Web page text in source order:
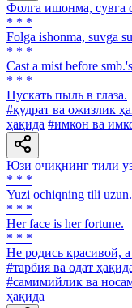
Фолга ишонма, сувга
* * *
Folga ishonma, suvga
* * *
Cast a mist before
* * *
Пускать пыль в глаза.
#қудрат ва ожизлик
ҳақида #имкон ва
Юзи очиқнинг тили
* * *
Yuzi ochiqning tili uzun.
* * *
Her face is her fortune.
* * *
He родись красивой,
#тарбия ва одат
#самимийлик ва
ҳақида